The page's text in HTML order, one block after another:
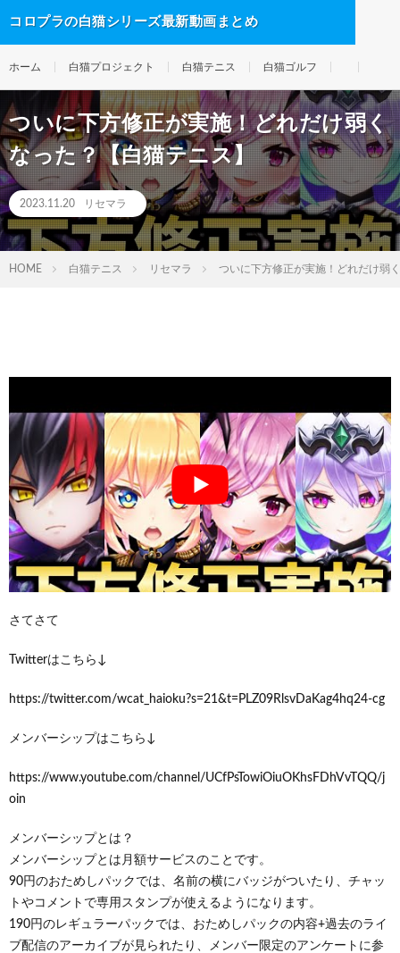
コロプラの白猫シリーズ最新動画まとめ
ホーム 白猫プロジェクト 白猫テニス 白猫ゴルフ
ついに下方修正が実施！どれだけ弱く
なった？【白猫テニス】
2023.11.20 リセマラ
HOME 白猫テニス リセマラ ついに下方修正が実施！どれだけ弱
さてさて
Twitterはこちら↓
https://twitter.com/wcat_haioku?s=21&t=PLZ09RlsvDaKag4hq24-cg
メンバーシップはこちら↓
https://www.youtube.com/channel/UCfPsTowiOiuOKhsFDhVvTQQ/j
oin
メンバーシップとは？
メンバーシップとは月額サービスのことです。
90円のおためしパックでは、名前の横にバッジがついたり、チャッ
トやコメントで専用スタンプが使えるようになります。
190円のレギュラーパックでは、おためしパックの内容+過去のライ
ブ配信のアーカイブが見られたり、メンバー限定のアンケートに参